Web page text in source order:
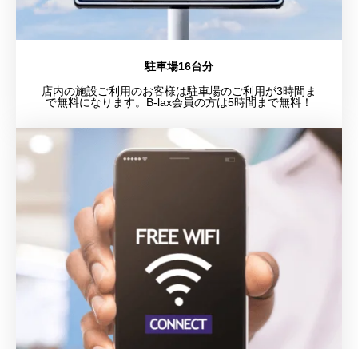
駐車場16台分
店内の施設ご利用のお客様は駐車場のご利用が3時間ま
で無料になります。B-lax会員の方は5時間まで無料！